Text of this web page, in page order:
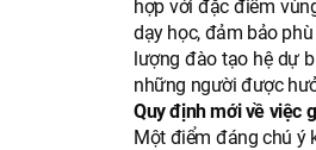
hợp với đặc điểm
dạy học, đảm bảo
lượng đào tạo hệ dự
những người được
Quy định mới về việc
Một điểm đáng chú ý